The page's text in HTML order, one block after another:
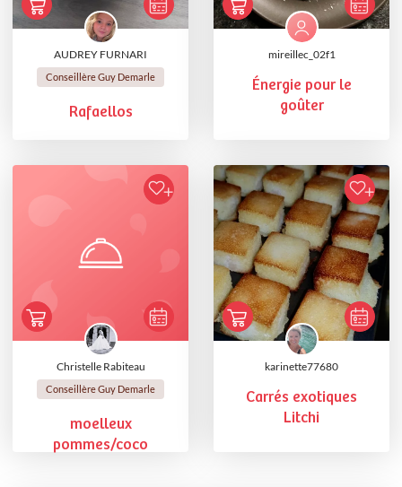
AUDREY FURNARI
Conseillère Guy Demarle
Rafaellos
mireillec_02f1
Énergie pour le
goûter
Christelle Rabiteau
Conseillère Guy Demarle
moelleux
pommes/coco
karinette77680
Carrés exotiques
Litchi